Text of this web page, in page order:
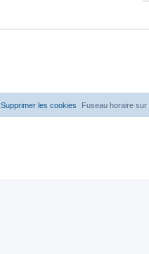
Fuseau horaire sur
Supprimer les cookies